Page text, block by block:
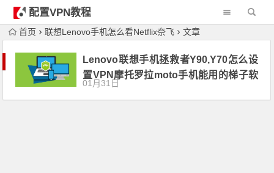
配置VPN教程
首页 联想Lenovo手机怎么看Netflix奈飞 文章
Lenovo联想手机拯救者Y90,Y70怎么设
置VPN摩托罗拉moto手机能用的梯子软
件
01月31日